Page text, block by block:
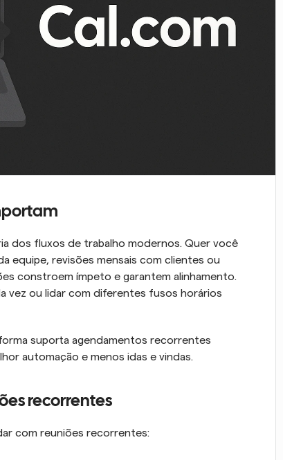
dos fluxos de trabalho modernos. Quer você
equipe, revisões mensais com clientes ou
constroem ímpeto e garantem alinhamento.
vez ou lidar com diferentes fusos horários
suporta agendamentos recorrentes
automação e menos idas e vindas.
recorrentes
com reuniões recorrentes: